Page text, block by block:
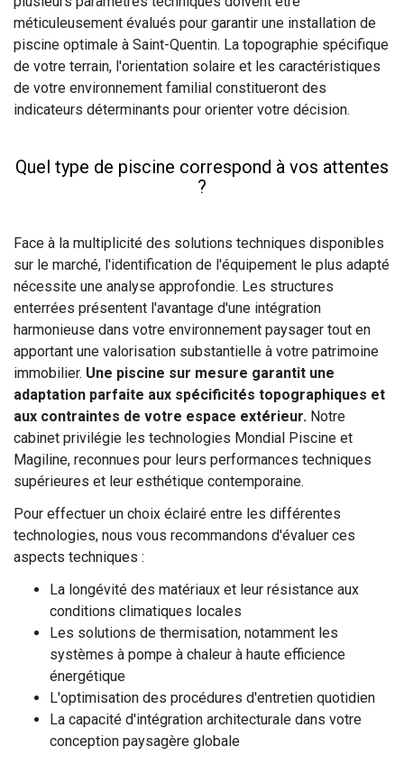
méticuleusement évalués pour garantir une installation de
piscine optimale à Saint-Quentin. La topographie spécifique
de votre terrain, l'orientation solaire et les caractéristiques
de votre environnement familial constitueront des
indicateurs déterminants pour orienter votre décision.
Quel type de piscine correspond à vos attentes
?
Face à la multiplicité des solutions techniques disponibles
sur le marché, l'identification de l'équipement le plus adapté
nécessite une analyse approfondie. Les structures
enterrées présentent l'avantage d'une intégration
harmonieuse dans votre environnement paysager tout en
apportant une valorisation substantielle à votre patrimoine
immobilier. Une piscine sur mesure garantit une
adaptation parfaite aux spécificités topographiques et
aux contraintes de votre espace extérieur. Notre
cabinet privilégie les technologies Mondial Piscine et
Magiline, reconnues pour leurs performances techniques
supérieures et leur esthétique contemporaine.
Pour effectuer un choix éclairé entre les différentes
technologies, nous vous recommandons d'évaluer ces
aspects techniques :
La longévité des matériaux et leur résistance aux
conditions climatiques locales
Les solutions de thermisation, notamment les
systèmes à pompe à chaleur à haute efficience
énergétique
L'optimisation des procédures d'entretien quotidien
La capacité d'intégration architecturale dans votre
conception paysagère globale